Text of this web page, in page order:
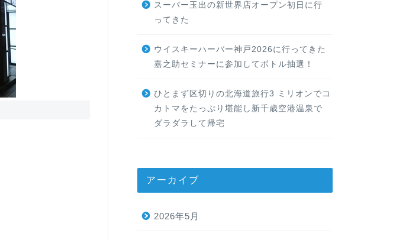
スーパー玉出の新世界店オープン初日に行
ってきた
ウイスキーハーバー神戸2026に行ってきた
嘉之助セミナーに参加してボトル抽選！
ひとまず区切りの北海道旅行3 ミリオンでコ
カトマをたっぷり堪能し新千歳空港温泉で
ダラダラして帰宅
アーカイブ
2026年5月